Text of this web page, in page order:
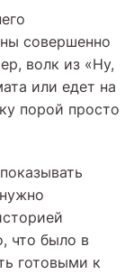
совершенно
волк из «Ну,
или едет на
порой просто
что было в
готовыми к